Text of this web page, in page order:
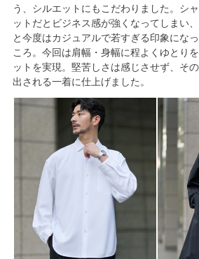
う、シルエットにもこだわりました。シ
ットだとビジネス感が強くなってしまい
と今度はカジュアルで若すぎる印象にな
ころ。今回は肩幅・身幅に程よくゆとり
ットを実現。堅苦しさは感じさせず、そ
出される一着に仕上げました。